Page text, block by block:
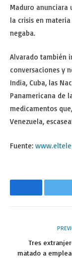
Maduro anunciara
la crisis en
negaba.
Alvarado también
conversaciones y
India, Cuba, las
Panamericana de
medicamentos
Venezuela,
Fuente:
Facebook
Tres
matado a